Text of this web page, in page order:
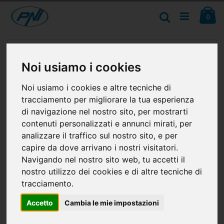
Noi usiamo i cookies
Noi usiamo i cookies e altre tecniche di
tracciamento per migliorare la tua esperienza
di navigazione nel nostro sito, per mostrarti
contenuti personalizzati e annunci mirati, per
analizzare il traffico sul nostro sito, e per
capire da dove arrivano i nostri visitatori.
Navigando nel nostro sito web, tu accetti il
nostro utilizzo dei cookies e di altre tecniche di
tracciamento.
Accetto Cambia le mie impostazioni
Salta
al
contenuto
0
Cerca
Vai
immagini